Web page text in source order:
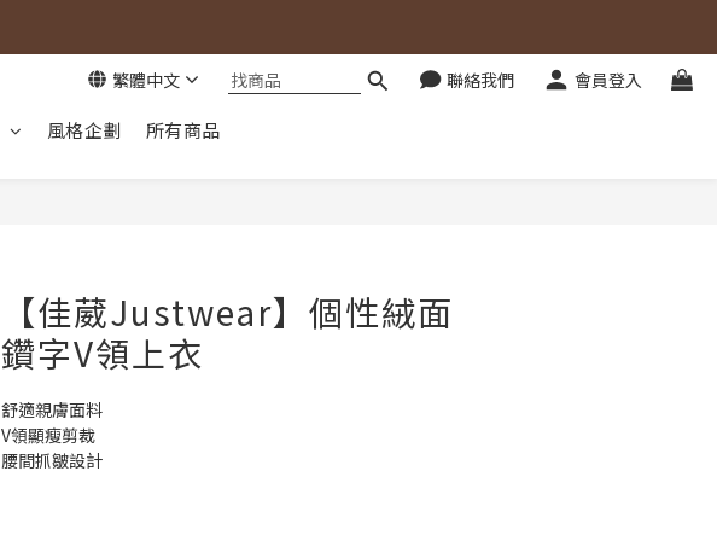
繁體中文 聯絡我們 會員登入
風格企劃 所有商品
【佳葳Justwear】個性絨面
鑽字V領上衣
舒適親膚面料
V領顯瘦剪裁
腰間抓皺設計